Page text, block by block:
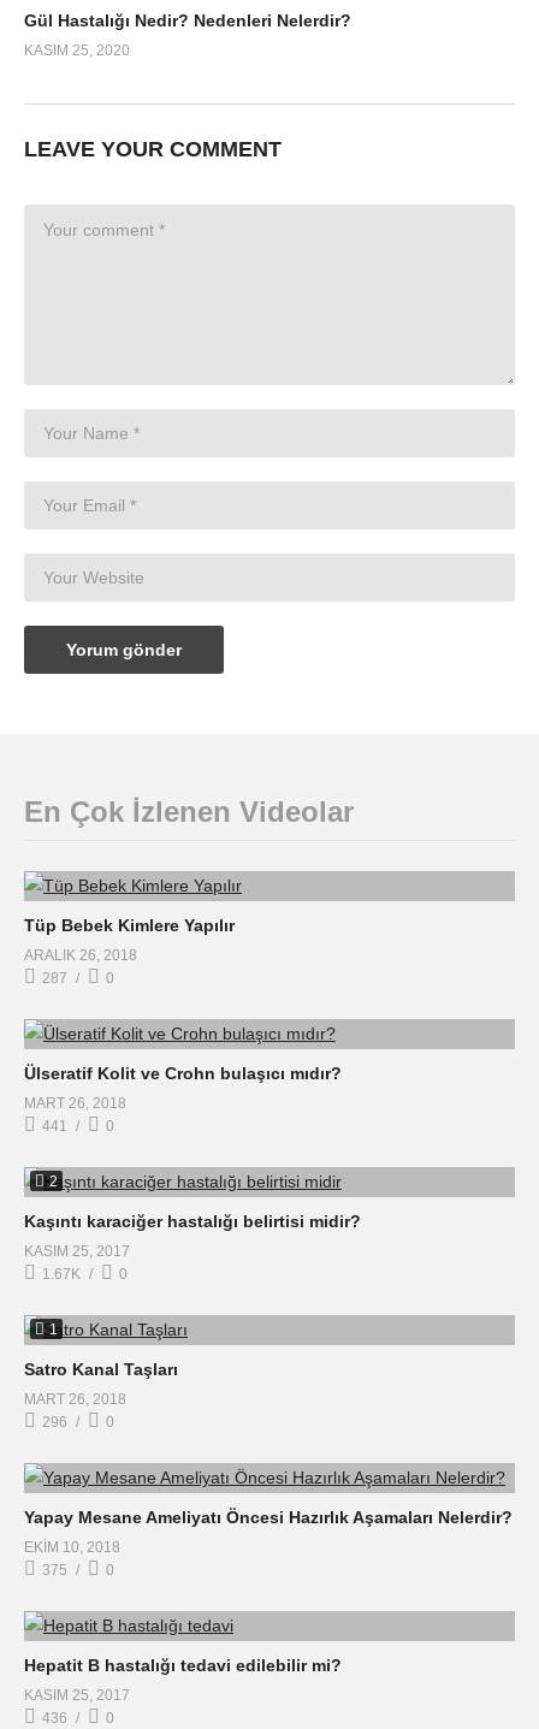
Gül Hastalığı Nedir? Nedenleri Nelerdir?
KASIM 25, 2020
LEAVE YOUR COMMENT
En Çok İzlenen Videolar
Tüp Bebek Kimlere Yapılır
ARALIK 26, 2018
287
0
Ülseratif Kolit ve Crohn bulaşıcı mıdır?
MART 26, 2018
441
0
2
Kaşıntı karaciğer hastalığı belirtisi midir?
KASIM 25, 2017
1.67K
0
1
Satro Kanal Taşları
MART 26, 2018
296
0
Yapay Mesane Ameliyatı Öncesi Hazırlık Aşamaları Nelerdir?
EKIM 10, 2018
375
0
Hepatit B hastalığı tedavi edilebilir mi?
KASIM 25, 2017
436
0